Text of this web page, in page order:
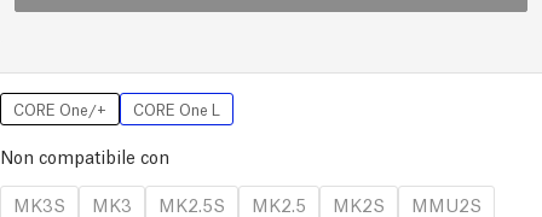
CORE One/+ CORE One L
Non compatibile con
MK3S
MK3 MK2.5S MK2.5 MK2S
MMU2S